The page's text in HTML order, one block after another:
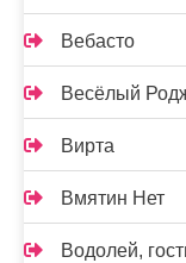
Вебасто
Весёлый
Вирта
Вмятин Нет
Водолей,